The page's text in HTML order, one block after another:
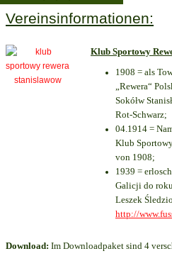
Vereinsinformationen:
Klub Sportowy
1908 = als
„Rewera“
Sokółw
Rot-Schwarz;
04.1914 =
Klub Sportowy
von 1908;
1939 =
Galicji do
Leszek
http://
Download: Im Downloadpaket sind 4